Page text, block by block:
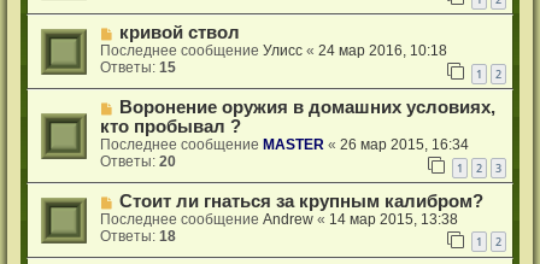
кривой ствол
Последнее сообщениеУлисс «24 мар 2016, 10:18
Ответы:15 1 2
Воронение оружия в домашних условиях,
кто пробывал ?
Последнее сообщение MASTER «26 мар 2015, 16:34
Ответы:20 1 2 3
Стоит ли гнаться за крупным калибром?
Последнее сообщениеAndrew « 14 мар 2015, 13:38
Ответы:18 1 2